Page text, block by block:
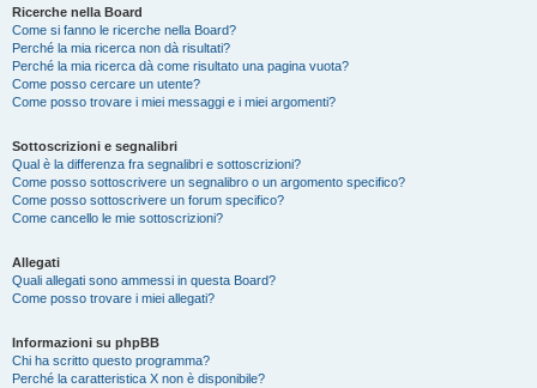
Ricerche nella Board
Come si fanno le ricerche nella Board?
Perché la mia ricerca non dà risultati?
Perché la mia ricerca dà come risultato una pagina vuota?
Come posso cercare un utente?
Come posso trovare i miei messaggi e i miei argomenti?
Sottoscrizioni e segnalibri
Qual è la differenza fra segnalibri e sottoscrizioni?
Come posso sottoscrivere un segnalibro o un argomento specifico?
Come posso sottoscrivere un forum specifico?
Come cancello le mie sottoscrizioni?
Allegati
Quali allegati sono ammessi in questa Board?
Come posso trovare i miei allegati?
Informazioni su phpBB
Chi ha scritto questo programma?
Perché la caratteristica X non è disponibile?